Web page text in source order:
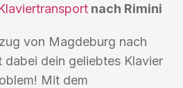
nach Rimini
von Magdeburg nach
dabei dein geliebtes Klavier
Mit dem